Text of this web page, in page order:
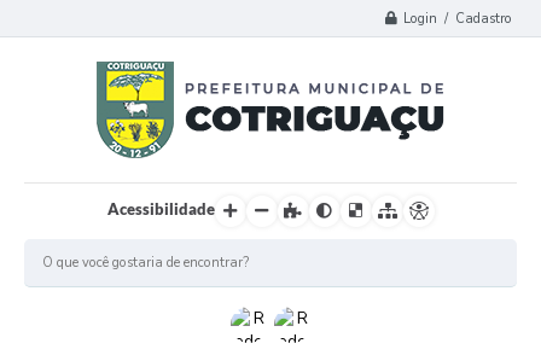
Login / Cadastro
Acessibilidade